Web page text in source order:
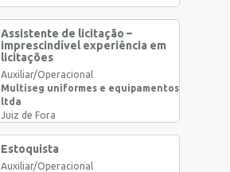
Assistente de licitação –
imprescindível experiência em
licitações
Auxiliar/Operacional
Multiseg uniformes e equipamentos
ltda
Juiz de Fora
Estoquista
Auxiliar/Operacional